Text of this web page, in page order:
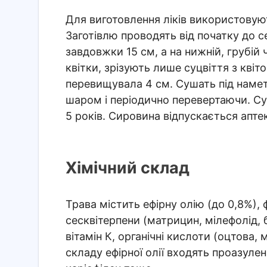
Для виготовлення ліків
Заготівлю проводять від початку до
завдовжки 15 см, а на нижній,
квітки, зрізують лише суцвіття з
перевищувала 4 см. Сушать під
шаром і періодично перевертаючи.
5 років. Сировина відпускається
Хімічний склад
Трава містить ефірну олію (до 0,8%),
сесквітерпени (матрицин, мілефолід,
вітамін К, органічні кислоти
складу ефірної олії входять